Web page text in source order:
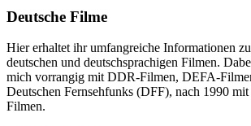
Deutsche Filme
Hier erhaltet ihr umfangreiche Informationen
deutschen und deutschsprachigen Filmen.
mich vorrangig mit DDR-Filmen, DEFA-
Deutschen Fernsehfunks (DFF), nach 1990 mit
Filmen.